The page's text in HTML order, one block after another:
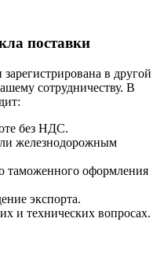
поставки
в другой
сотрудничеству. В
без НДС.
железнодорожным
таможенного оформления
экспорта.
и технических вопросах.